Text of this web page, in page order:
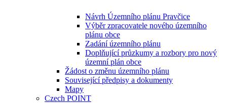
Návrh Územního plánu Pravčice
Výběr zpracovatele nového územního
plánu obce
Zadání územního plánu
Doplňující průzkumy a rozbory pro nový
územní plán obce
Žádost o změnu územního plánu
Související předpisy a dokumenty
Mapy
Czech POINT